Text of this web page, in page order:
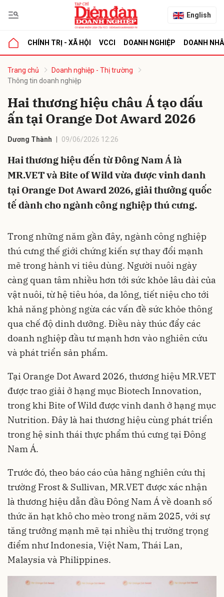
English
CHÍNH TRỊ - XÃ HỘI VCCI DOANH NGHIỆP DOANH
Trang chủ
Doanh nghiệp - Thị trường
Thông tin doanh nghiệp
Hai thương hiệu châu Á tạo dấu
ấn tại Orange Dot Award 2026
Dương Thành 09/06/2026 12:26
Hai thương hiệu đến từ Đông Nam Á là
MR.VET và Bite of Wild vừa được vinh danh
tại Orange Dot Award 2026, giải thưởng quốc
tế dành cho ngành công nghiệp thú cưng.
Trong những năm gần đây, ngành công nghiệp
thú cưng thế giới chứng kiến sự thay đổi mạnh
mẽ trong hành vi tiêu dùng. Người nuôi ngày
càng quan tâm nhiều hơn tới sức khỏe lâu dài của
vật nuôi, từ hệ tiêu hóa, da lông, tiết niệu cho tới
khả năng phòng ngừa các vấn đề sức khỏe thông
qua chế độ dinh dưỡng. Điều này thúc đẩy các
doanh nghiệp đầu tư mạnh hơn vào nghiên cứu
và phát triển sản phẩm.
Tại Orange Dot Award 2026, thương hiệu MR.VET
được trao giải ở hạng mục Biotech Innovation,
trong khi Bite of Wild được vinh danh ở hạng mục
Nutrition. Đây là hai thương hiệu cùng phát triển
trong hệ sinh thái thực phẩm thú cưng tại Đông
Nam Á.
Trước đó, theo báo cáo của hãng nghiên cứu thị
trường Frost & Sullivan, MR.VET được xác nhận
là thương hiệu dẫn đầu Đông Nam Á về doanh số
thức ăn hạt khô cho mèo trong năm 2025, với sự
tăng trưởng mạnh mẽ tại nhiều thị trường trọng
điểm như Indonesia, Việt Nam, Thái Lan,
Malaysia và Philippines.
luận